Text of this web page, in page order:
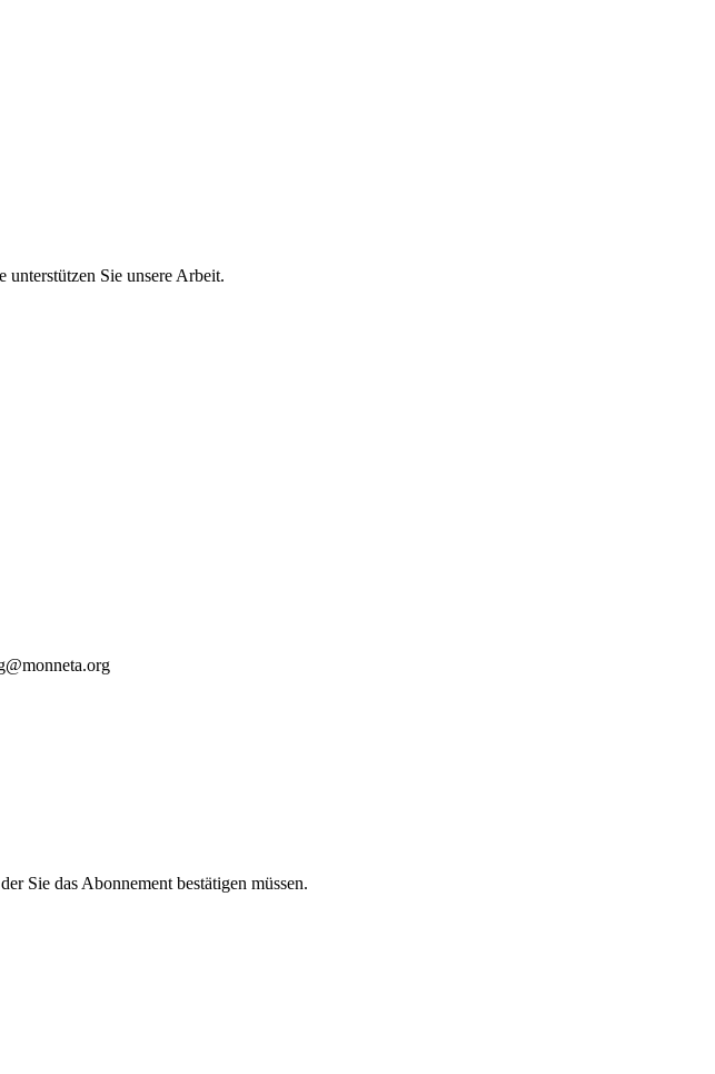
unterstützen Sie unsere Arbeit.
Sie das Abonnement bestätigen müssen.